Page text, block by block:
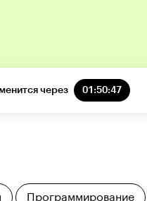
через 01:50:46
Программирование